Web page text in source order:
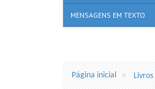
MENSAGENS EM TEXTO
Página inicial